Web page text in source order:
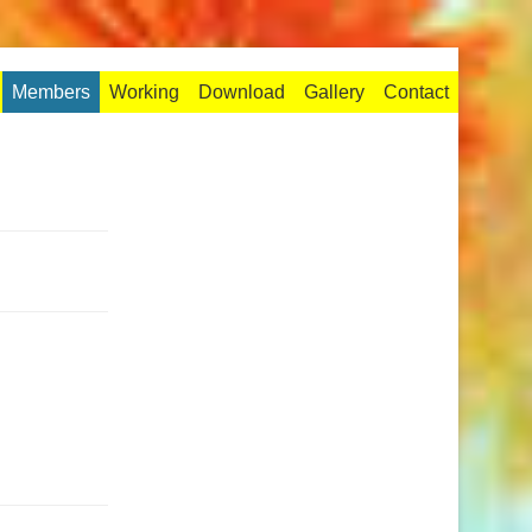
Members Working Download Gallery Contact